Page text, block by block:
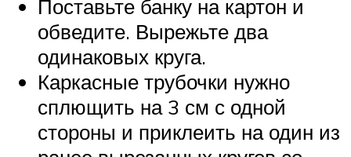
Поставьте банку на картон и
обведите. Вырежьте два
одинаковых круга.
Каркасные трубочки нужно
сплющить на 3 см с одной
стороны и приклеить на один из